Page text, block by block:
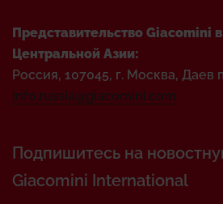
Представительство Giacomini
Центральной Азии:
Россия, 107045, г. Москва, Даев
info.russia@giacomini.com
Подпишитесь на
Giacomini International